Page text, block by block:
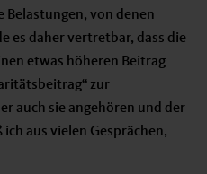
Belastungen, von denen
es daher vertretbar, dass die
etwas höheren Beitrag
zur
auch sie angehören und der
aus vielen Gesprächen,